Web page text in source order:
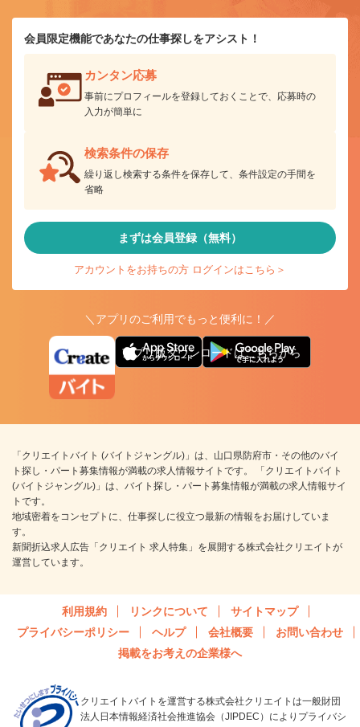
会員限定機能であなたの仕事探しをアシスト！
カンタン応募
事前にプロフィールを登録しておくことで、応募時の
入力が簡単に
検索条件の保存
繰り返し検索する条件を保存して、条件設定の手間を
省略
まずは会員登録（無料）
アカウントをお持ちの方 ログインはこちら＞
＼アプリのご利用でもっと便利に！／
アプリ版ダウンロードはこちらから
「クリエイトバイト (バイトジャングル)」は、山口県防府市・その他のバイ
ト探し・パート募集情報が満載の求人情報サイトです。 「クリエイトバイト
(バイトジャングル)」は、バイト探し・パート募集情報が満載の求人情報サイ
トです。
地域密着をコンセプトに、仕事探しに役立つ最新の情報をお届けしていま
す。
新聞折込求人広告「クリエイト 求人特集」を展開する株式会社クリエイトが
運営しています。
利用規約 リンクについて
サイトマップ
プライバシーポリシー
ヘルプ 会社概要
お問い合わせ
掲載をお考えの企業様へ
クリエイトバイトを運営する株式会社クリエイトは一般財団
法人日本情報経済社会推進協会（JIPDEC）によりプライバシ